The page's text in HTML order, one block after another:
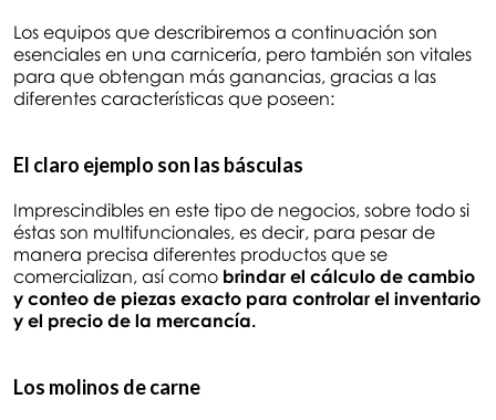
Los equipos que describiremos a continuación son
esenciales en una carnicería, pero también son vitales
para que obtengan más ganancias, gracias a las
diferentes características que poseen:
El claro ejemplo son las básculas
Imprescindibles en este tipo de negocios, sobre todo si
éstas son multifuncionales, es decir, para pesar de
manera precisa diferentes productos que se
comercializan, así como brindar el cálculo de cambio
y conteo de piezas exacto para controlar el inventario
y el precio de la mercancía.
Los molinos de carne